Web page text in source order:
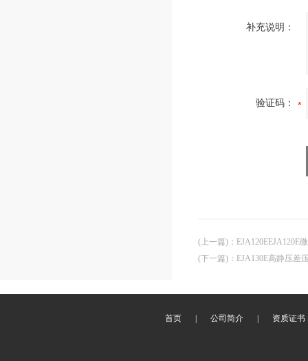
补充说明：
验证码：
(上一篇) ： EJA120EEJA120E
(下一篇) ： EJA130E高静压差
首页 公司简介 资质证书